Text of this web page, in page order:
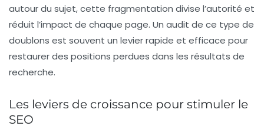
autour du sujet, cette fragmentation divise l’autorité et
réduit l’impact de chaque page. Un audit de ce type de
doublons est souvent un levier rapide et efficace pour
restaurer des positions perdues dans les résultats de
recherche.
Les leviers de croissance pour stimuler le
SEO